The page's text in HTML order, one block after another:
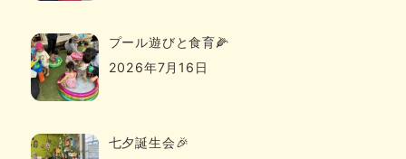
プール遊びと食育🌽
2026年7月16日
七夕誕生会🎉